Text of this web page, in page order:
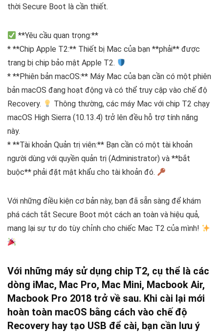
thời Secure Boot là cần thiết.
**Yêu cầu quan trọng:**
* **Chip Apple T2:** Thiết bị Mac của bạn **phải** được
trang bị chip bảo mật Apple T2.
* **Phiên bản macOS:** Máy Mac của bạn cần có một phiên
bản macOS đang hoạt động và có thể truy cập vào chế độ
Recovery.
Thông thường, các máy Mac với chip T2 chạy
macOS High Sierra (10.13.4) trở lên đều hỗ trợ tính năng
này.
* **Tài khoản Quản trị viên:** Bạn cần có một tài khoản
người dùng với quyền quản trị (Administrator) và **bắt
buộc** phải đặt mật khẩu cho tài khoản đó.
Với những điều kiện cơ bản này, bạn đã sẵn sàng để khám
phá cách tắt Secure Boot một cách an toàn và hiệu quả,
mang lại sự tự do tùy chỉnh cho chiếc Mac T2 của mình!
Với những máy sử dụng chip T2, cụ thể là các
dòng iMac, Mac Pro, Mac Mini, Macbook Air,
Macbook Pro 2018 trở về sau. Khi cài lại mới
hoàn toàn macOS bằng cách vào chế độ
Recovery hay tạo USB để cài, bạn cần lưu ý